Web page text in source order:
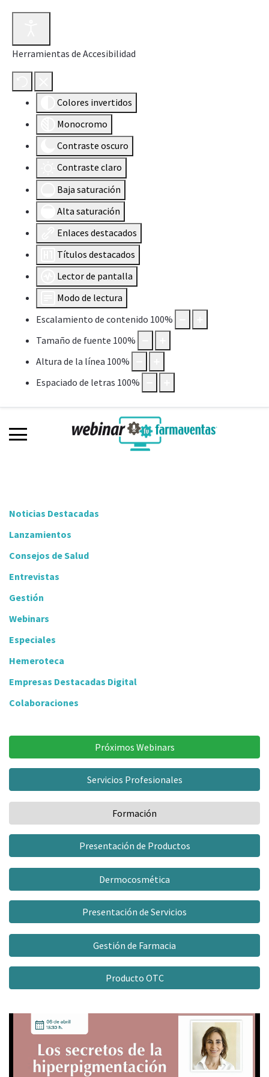
Herramientas de Accesibilidad
Colores invertidos
Monocromo
Contraste oscuro
Contraste claro
Baja saturación
Alta saturación
Enlaces destacados
Títulos destacados
Lector de pantalla
Modo de lectura
Escalamiento de contenido 100%
Tamaño de fuente 100%
Altura de la línea 100%
Espaciado de letras 100%
Noticias Destacadas
Lanzamientos
Consejos de Salud
Entrevistas
Gestión
Webinars
Especiales
Hemeroteca
Empresas Destacadas Digital
Colaboraciones
Próximos Webinars
Servicios Profesionales
Formación
Presentación de Productos
Dermocosmética
Presentación de Servicios
Gestión de Farmacia
Producto OTC
Player